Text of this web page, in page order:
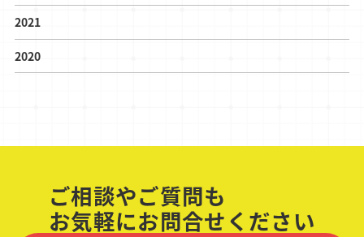
2021
2020
ご相談やご質問も
お気軽にお問合せください